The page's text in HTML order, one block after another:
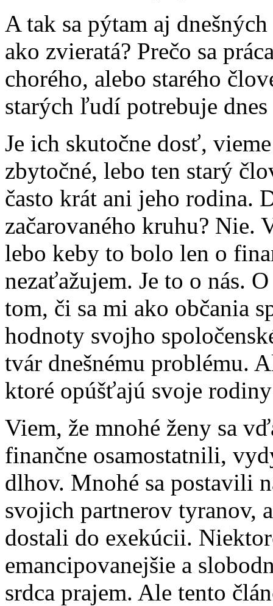
A tak sa pýtam aj
ako zvieratá? Prečo sa
chorého, alebo starého
starých ľudí potrebuje
Je ich skutočne dosť,
zbytočné, lebo ten starý
často krát ani jeho rodina.
začarovaného kruhu? Nie.
lebo keby to bolo len o
nezaťažujem. Je to o nás.
tom, či sa mi ako občania
hodnoty svojho
tvár dnešnému problému.
ktoré opúšťajú svoje
Viem, že mnohé ženy sa
finančne osamostatnili,
dlhov. Mnohé sa postavili
svojich partnerov tyranov,
dostali do exekúcii.
emancipovanejšie a
srdca prajem. Ale tento